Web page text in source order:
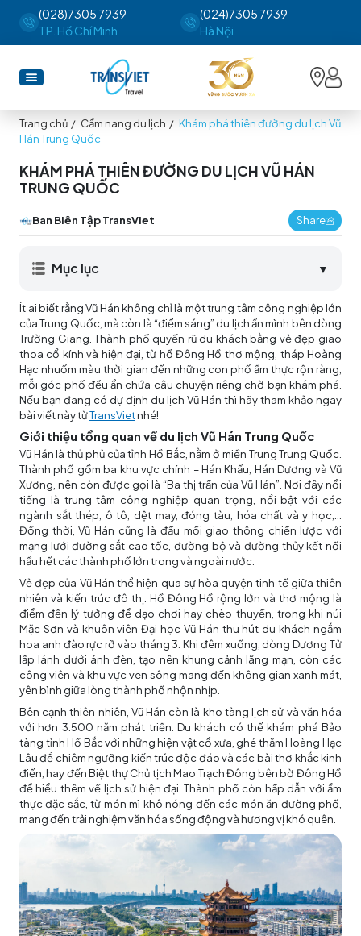
(028)7305 7939
TP. Hồ Chí Minh
(024)7305 7939
Hà Nội
Trang chủ / Cẩm nang du lịch / Khám phá thiên đường du lịch Vũ
Hán Trung Quốc
KHÁM PHÁ THIÊN ĐƯỜNG DU LỊCH VŨ HÁN
TRUNG QUỐC
Ban Biên Tập TransViet Share
Mục lục ▼
Ít ai biết rằng Vũ Hán không chỉ là một trung tâm công nghiệp lớn
của Trung Quốc, mà còn là “điểm sáng” du lịch ẩn mình bên dòng
Trường Giang. Thành phố quyến rũ du khách bằng vẻ đẹp giao
thoa cổ kính và hiện đại, từ hồ Đông Hồ thơ mộng, tháp Hoàng
Hạc nhuốm màu thời gian đến những con phố ẩm thực rộn ràng,
mỗi góc phố đều ẩn chứa câu chuyện riêng chờ bạn khám phá.
Nếu bạn đang có dự định du lịch Vũ Hán thì hãy tham khảo ngay
bài viết này từTransVietnhé!
Giới thiệu tổng quan về du lịch Vũ Hán Trung Quốc
Vũ Hán là thủ phủ của tỉnh Hồ Bắc, nằm ở miền Trung Trung Quốc.
Thành phố gồm ba khu vực chính – Hán Khẩu, Hán Dương và Vũ
Xương, nên còn được gọi là “Ba thị trấn của Vũ Hán”. Nơi đây nổi
tiếng là trung tâm công nghiệp quan trọng, nổi bật với các
ngành sắt thép, ô tô, dệt may, đóng tàu, hóa chất và y học,...
Đồng thời, Vũ Hán cũng là đầu mối giao thông chiến lược với
mạng lưới đường sắt cao tốc, đường bộ và đường thủy kết nối
hầu hết các thành phố lớn trong và ngoài nước.
Vẻ đẹp của Vũ Hán thể hiện qua sự hòa quyện tinh tế giữa thiên
nhiên và kiến trúc đô thị. Hồ Đông Hồ rộng lớn và thơ mộng là
điểm đến lý tưởng để dạo chơi hay chèo thuyền, trong khi núi
Mặc Sơn và khuôn viên Đại học Vũ Hán thu hút du khách ngắm
hoa anh đào rực rỡ vào tháng 3. Khi đêm xuống, dòng Dương Tử
lấp lánh dưới ánh đèn, tạo nên khung cảnh lãng mạn, còn các
công viên và khu vực ven sông mang đến không gian xanh mát,
yên bình giữa lòng thành phố nhộn nhịp.
Bên cạnh thiên nhiên, Vũ Hán còn là kho tàng lịch sử và văn hóa
với hơn 3.500 năm phát triển. Du khách có thể khám phá Bảo
tàng tỉnh Hồ Bắc với những hiện vật cổ xưa, ghé thăm Hoàng Hạc
Lâu để chiêm ngưỡng kiến trúc độc đáo và các bài thơ khắc kinh
điển, hay đến Biệt thự Chủ tịch Mao Trạch Đông bên bờ Đông Hồ
để hiểu thêm về lịch sử hiện đại. Thành phố còn hấp dẫn với ẩm
thực đặc sắc, từ món mì khô nóng đến các món ăn đường phố,
mang đến trải nghiệm văn hóa sống động và hương vị khó quên.